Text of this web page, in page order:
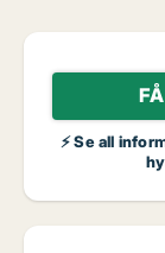
⚡ Se all